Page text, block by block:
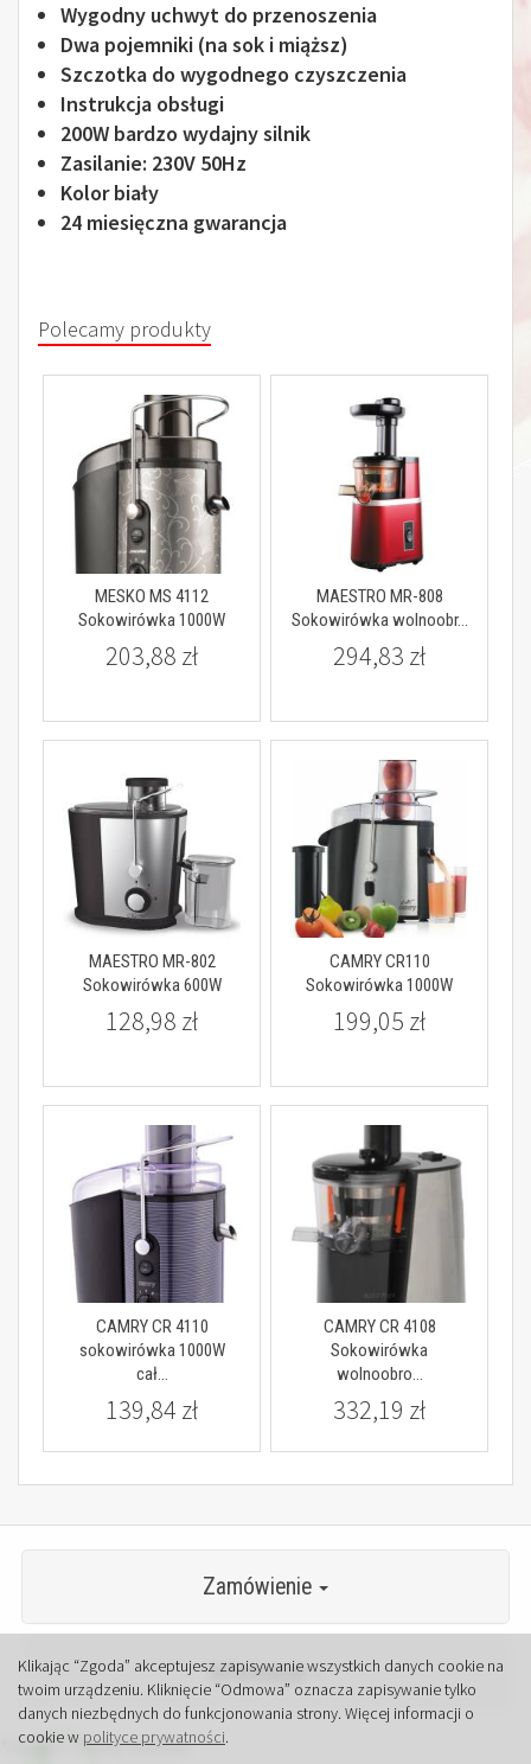
Wygodny uchwyt do przenoszenia
Dwa pojemniki (na sok i miąższ)
Szczotka do wygodnego czyszczenia
Instrukcja obsługi
200W bardzo wydajny silnik
Zasilanie: 230V 50Hz
Kolor biały
24 miesięczna gwarancja
Polecamy produkty
MESKO MS 4112
Sokowirówka 1000W
203,88 zł
MAESTRO MR-808
Sokowirówka wolnoobr...
294,83 zł
MAESTRO MR-802
Sokowirówka 600W
128,98 zł
CAMRY CR110
Sokowirówka 1000W
199,05 zł
CAMRY CR 4110
sokowirówka 1000W
cał...
139,84 zł
CAMRY CR 4108
Sokowirówka
wolnoobro...
332,19 zł
Zamówienie
Informacje
*) brutto +koszty dostawy
Klikając “Zgoda” akceptujesz zapisywanie wszystkich danych cookie na
twoim urządzeniu. Kliknięcie “Odmowa” oznacza zapisywanie tylko
danych niezbędnych do funkcjonowania strony. Więcej informacji o
cookie w polityce prywatności.